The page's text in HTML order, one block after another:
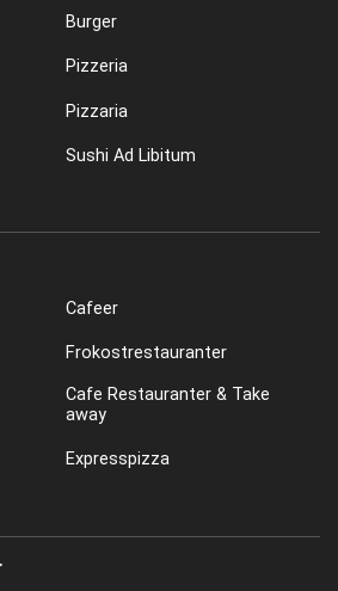
Burger
Pizzeria
Pizzaria
Sushi Ad Libitum
Cafeer
Frokostrestauranter
Cafe Restauranter & Take
away
Expresspizza